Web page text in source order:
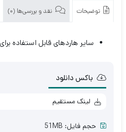
توضیحات نقد و بررسی‌ها (0)
سایر هاردهای قابل استفاده
باکس دانلود
لینک مستقیم
حجم فایل: 51MB